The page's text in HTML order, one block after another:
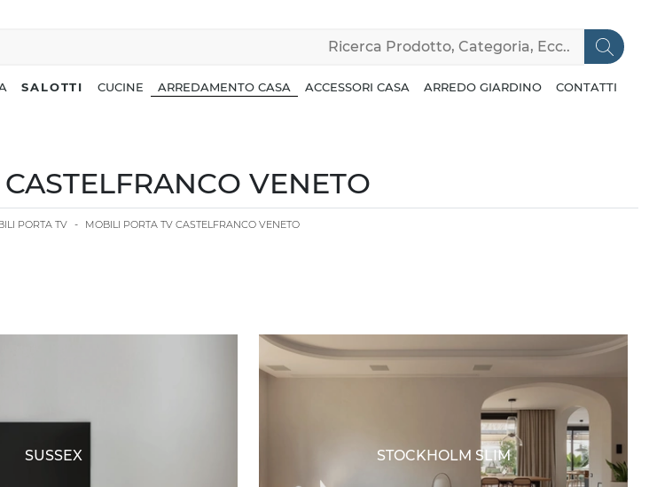
SALOTTI CUCINE ARREDAMENTO CASA ACCESSORI CASA ARREDO GIARDINO CONTATTI
VENETO
PORTA TV - MOBILI PORTA TV CASTELFRANCO VENETO
SUSSEX STOCKHOLM SLIM